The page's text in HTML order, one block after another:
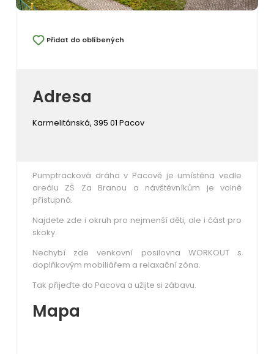
Přidat do oblíbených
Adresa
Karmelitánská, 395 01 Pacov
Pumptracková dráha v Pacově je umístěna vedle
areálu ZŠ Za Branou a návštěvníkům je volně
přístupná.
Najdete zde i okruh pro nejmenší děti, ale i část pro
skoky.
Nechybí zde venkovní posilovna WORKOUT s
doplňkovým mobiliářem a relaxační zóna.
Tak přijeďte do Pacova a užijte si zábavu.
Mapa